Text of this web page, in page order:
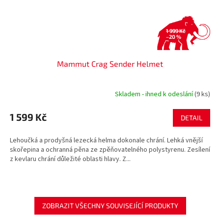
1 999 Kč
–20 %
Mammut Crag Sender Helmet
Skladem - ihned k odeslání(9 ks)
1 599 Kč DETAIL
Lehoučká a prodyšná lezecká helma dokonale chrání. Lehká vnější
skořepina a ochranná pěna ze zpěňovatelného polystyrenu. Zesílení
z kevlaru chrání důležité oblasti hlavy. Z...
ZOBRAZIT VŠECHNY SOUVISEJÍCÍ PRODUKTY